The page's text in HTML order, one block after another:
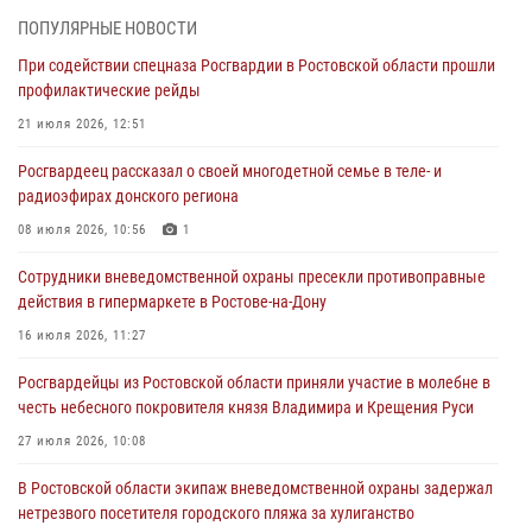
При содействии спецназа Росгвардии в Ростовской области прошли
21 июля 2026, 12:51
В Ростовской области экипаж вневедомственной охраны задержал
17 июля 2026, 07:24
Сотрудники вневедомственной охраны пресекли противоправные
16 июля 2026, 11:27
Конкурс профессионального мастерства взрывотехников прошел в
15 июля 2026, 06:39
ПОПУЛЯРНЫЕ НОВОСТИ
При содействии спецназа Росгвардии в Ростовской области прошли
профилактические рейды
21 июля 2026, 12:51
Росгвардеец рассказал о своей многодетной семье в теле- и
радиоэфирах донского региона
08 июля 2026, 10:56 1
Сотрудники вневедомственной охраны пресекли противоправные
действия в гипермаркете в Ростове-на-Дону
16 июля 2026, 11:27
Росгвардейцы из Ростовской области приняли участие в молебне в
честь небесного покровителя князя Владимира и Крещения Руси
27 июля 2026, 10:08
В Ростовской области экипаж вневедомственной охраны задержал
нетрезвого посетителя городского пляжа за хулиганство